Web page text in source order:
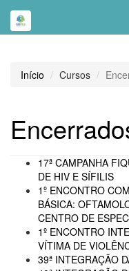
Início Cursos
17ª CAMPANHA
DE HIV E SÍFILIS
1º ENCONTRO
BÁSICA:
CENTRO DE
1º ENCONTRO
VÍTIMA DE
39ª INTEGRAÇÃO